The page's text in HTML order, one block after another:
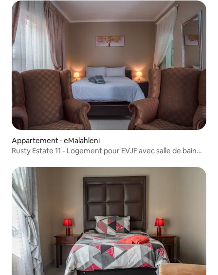
Appartement ⋅ eMalahleni
Rusty Estate 11 - Logement pour EVJF avec salle de bain